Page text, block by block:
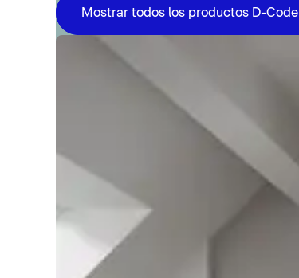
Mostrar todos los productos D-Code